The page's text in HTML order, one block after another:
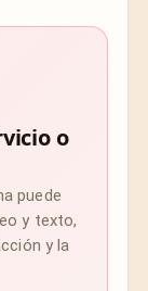
o
puede
y texto,
y la